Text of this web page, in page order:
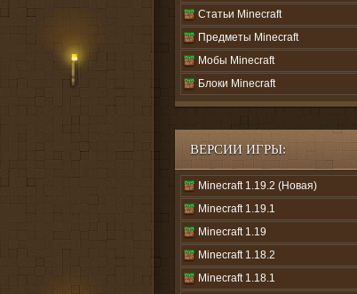
Статьи Minecraft
Предметы Minecraft
Мобы Minecraft
Блоки Minecraft
ВЕРСИИ ИГРЫ:
Minecraft 1.19.2 (Новая)
Minecraft 1.19.1
Minecraft 1.19
Minecraft 1.18.2
Minecraft 1.18.1